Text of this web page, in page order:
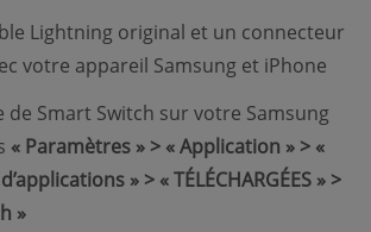
Lightning original et un connecteur
votre appareil Samsung et iPhone
de Smart Switch sur votre Samsung
« Paramètres » > « Application » > «
» > « TÉLÉCHARGÉES » >
»